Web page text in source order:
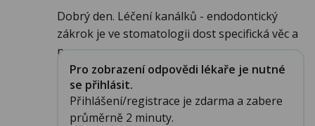
Dobrý den. Léčení kanálků - endodontický
zákrok je ve stomatologii dost specifická věc a
n...
Pro zobrazení odpovědi lékaře je nutné
se přihlásit.
Přihlášení/registrace je zdarma a zabere
průměrně 2 minuty.